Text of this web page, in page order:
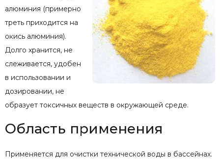
алюминия (примерно
треть приходится на
окись алюминия).
Долго хранится, не
слеживается, удобен
в использовании и
дозировании, не
образует токсичных веществ в окружающей среде.
Область применения
Применяется для очистки технической воды в бассейнах.